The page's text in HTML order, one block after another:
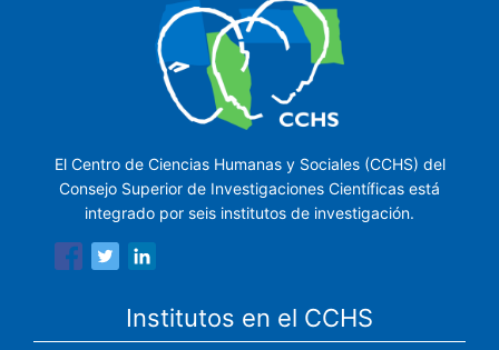
El Centro de Ciencias Humanas y Sociales (CCHS) del
Consejo Superior de Investigaciones Científicas está
integrado por seis institutos de investigación.
Institutos en el CCHS